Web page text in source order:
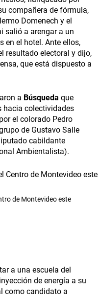
compañera de fórmula,
Domenech y el
salió a arengar a un
en el hotel. Ante ellos,
resultado electoral y dijo,
que está dispuesto a
a Búsqueda que
hacia colectividades
el colorado Pedro
de Gustavo Salle
cabildante
Ambientalista).
de Montevideo este
a una escuela del
de energía a su
como candidato a